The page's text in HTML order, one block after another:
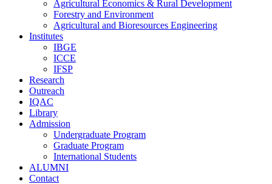
Agricultural Economics & Rural Development
Forestry and Environment
Agricultural and Bioresources Engineering
Institutes
IBGE
ICCE
IFSP
Research
Outreach
IQAC
Library
Admission
Undergraduate Program
Graduate Program
International Students
ALUMNI
Contact